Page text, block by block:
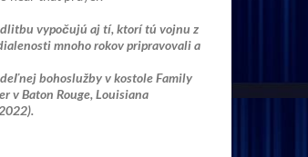
vypočujú aj tí, ktorí tú vojnu z
mnoho rokov pripravovali a
bohoslužby v kostole Family
v Baton Rouge, Louisiana